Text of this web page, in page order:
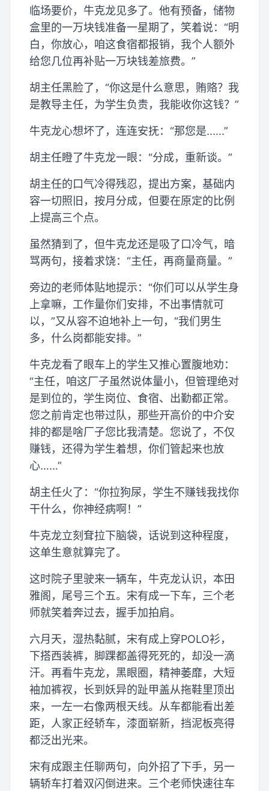
临场要价，牛克龙见多了。他有预备，储物
盒里的一万块钱准备一星期了，笑着说：“明
白，你放心，咱这食宿都报销，我个人额外
给您几位再补贴一万块钱差旅费。”
胡主任黑脸了，“你这是什么意思，贿赂？我
是教导主任，为学生负责，我能收你这钱？”
牛克龙心想坏了，连连安抚：“那您是......”
胡主任瞪了牛克龙一眼：“分成，重新谈。”
胡主任的口气冷得残忍，提出方案，基础内
容一切照旧，按月分成，但要在原定的比例
上提高三个点。
虽然猜到了，但牛克龙还是吸了口冷气，暗
骂两句，接着求饶：“主任，再商量商量。”
旁边的老师体贴地提示：“你们可以从学生身
上拿嘛，工作量你们安排，不出事情就可
以，”又从容不迫地补上一句，“我们男生
多，什么岗都能安排。”
牛克龙看了眼车上的学生又推心置腹地劝：
“主任，咱这厂子虽然说体量小，但管理绝对
是到位的，学生岗位、食宿、出勤都正常。
您之前肯定也带过队，那些开高价的中介安
排的都是啥厂子您比我清楚。您说了，不仅
赚钱，还得为学生着想，你们管起来也放
心……”
胡主任火了：“你拉狗尿，学生不赚钱我找你
干什么，你神经病啊！”
牛克龙立刻耷拉下脑袋，话说到这种程度，
这单生意就算完了。
这时院子里驶来一辆车，牛克龙认识，本田
雅阁，尾号三个五。宋有成一下车，三个老
师就笑着奔过去，握手加拍肩。
六月天，湿热黏腻，宋有成上穿POLO衫，
下搭西装裤，脚踝都盖得死死的，却没一滴
汗。再看牛克龙，黑眼圈，精神萎靡，大短
袖加裤衩，长到妖异的趾甲盖从拖鞋里顶出
来，一左一右像两根天线。从车都能看出差
距，人家正经轿车，漆面崭新，挡泥板亮得
都泛出光来。
宋有成跟主任聊两句，向外招了下手，另一
辆轿车打着双闪倒进来。三个老师快速往车